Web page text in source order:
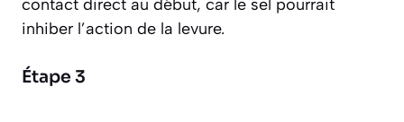
contact direct au début, car le sel pourrait
inhiber l’action de la levure.
Étape 3